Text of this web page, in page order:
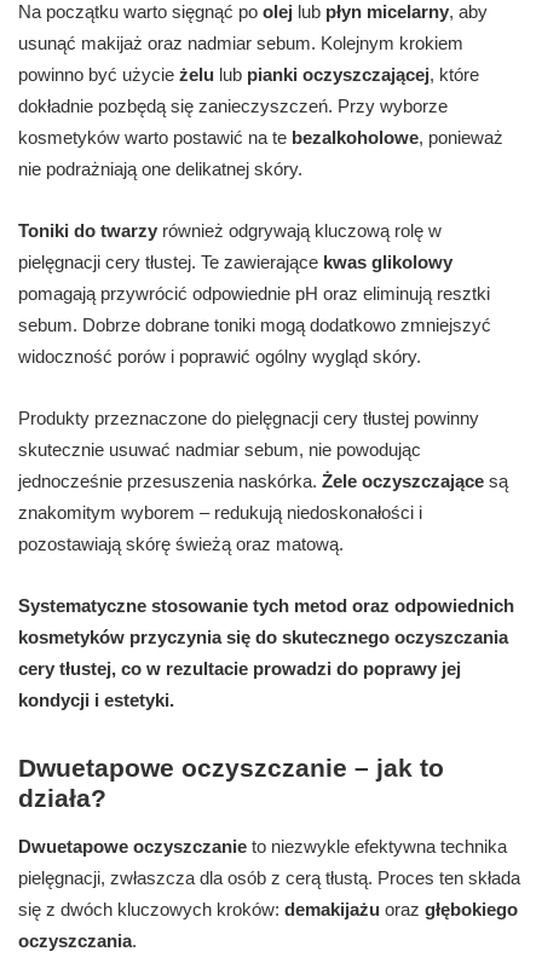
Na początku warto sięgnąć po olej lub płyn micelarny, aby
usunąć makijaż oraz nadmiar sebum. Kolejnym krokiem
powinno być użycie żelu lub pianki oczyszczającej, które
dokładnie pozbędą się zanieczyszczeń. Przy wyborze
kosmetyków warto postawić na te bezalkoholowe, ponieważ
nie podrażniają one delikatnej skóry.
Toniki do twarzy również odgrywają kluczową rolę w
pielęgnacji cery tłustej. Te zawierające kwas glikolowy
pomagają przywrócić odpowiednie pH oraz eliminują resztki
sebum. Dobrze dobrane toniki mogą dodatkowo zmniejszyć
widoczność porów i poprawić ogólny wygląd skóry.
Produkty przeznaczone do pielęgnacji cery tłustej powinny
skutecznie usuwać nadmiar sebum, nie powodując
jednocześnie przesuszenia naskórka. Żele oczyszczające są
znakomitym wyborem – redukują niedoskonałości i
pozostawiają skórę świeżą oraz matową.
Systematyczne stosowanie tych metod oraz odpowiednich
kosmetyków przyczynia się do skutecznego oczyszczania
cery tłustej, co w rezultacie prowadzi do poprawy jej
kondycji i estetyki.
Dwuetapowe oczyszczanie – jak to
działa?
Dwuetapowe oczyszczanie to niezwykle efektywna technika
pielęgnacji, zwłaszcza dla osób z cerą tłustą. Proces ten składa
się z dwóch kluczowych kroków: demakijażu oraz głębokiego
oczyszczania.